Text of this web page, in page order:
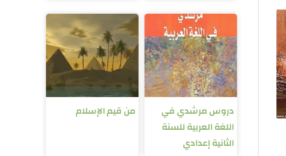
دروس مرشدي في
اللغة العربية للسنة
الثانية إعدادي
من قيم الإسلام